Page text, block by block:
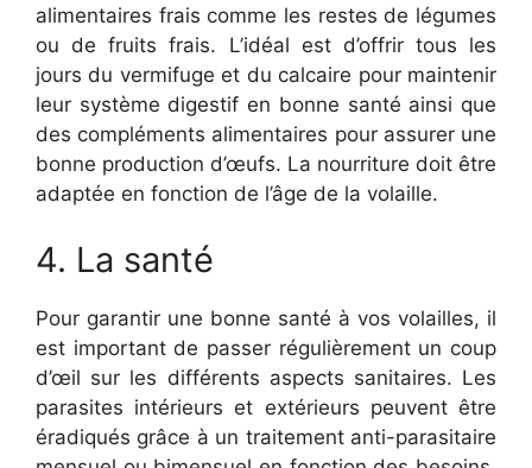
alimentaires frais comme les restes de légumes
ou de fruits frais. L’idéal est d’offrir tous les
jours du vermifuge et du calcaire pour maintenir
leur système digestif en bonne santé ainsi que
des compléments alimentaires pour assurer une
bonne production d’œufs. La nourriture doit être
adaptée en fonction de l’âge de la volaille.
4. La santé
Pour garantir une bonne santé à vos volailles, il
est important de passer régulièrement un coup
d’œil sur les différents aspects sanitaires. Les
parasites intérieurs et extérieurs peuvent être
éradiqués grâce à un traitement anti-parasitaire